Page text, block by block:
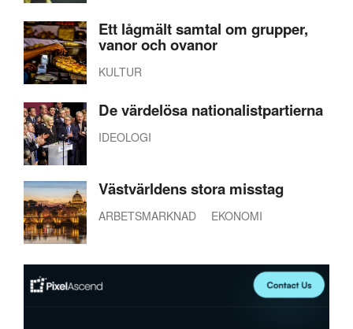
Ett lågmält samtal om grupper,
vanor och ovanor
KULTUR
De värdelösa nationalistpartierna
IDEOLOGI
Västvärldens stora misstag
ARBETSMARKNAD EKONOMI